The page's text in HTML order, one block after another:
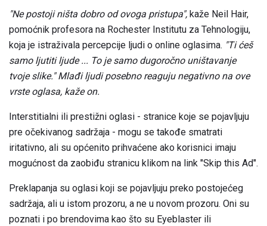
"Ne postoji ništa dobro od ovoga pristupa", kaže Neil Hair,
pomoćnik profesora na Rochester Institutu za Tehnologiju,
koja je istraživala percepcije ljudi o online oglasima. "Ti ćeš
samo ljutiti ljude ... To je samo dugoročno uništavanje
tvoje slike." Mlađi ljudi posebno reaguju negativno na ove
vrste oglasa, kaže on.
Interstitialni ili prestižni oglasi - stranice koje se pojavljuju
pre očekivanog sadržaja - mogu se takođe smatrati
iritativno, ali su općenito prihvaćene ako korisnici imaju
mogućnost da zaobiđu stranicu klikom na link "Skip this Ad".
Preklapanja su oglasi koji se pojavljuju preko postojećeg
sadržaja, ali u istom prozoru, a ne u novom prozoru. Oni su
poznati i po brendovima kao što su Eyeblaster ili